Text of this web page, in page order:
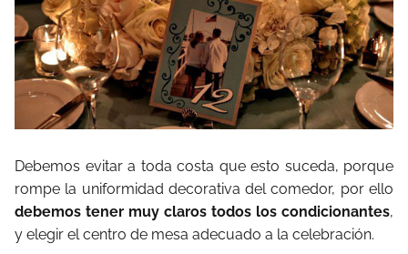
Debemos evitar a toda costa que esto suceda, porque
rompe la uniformidad decorativa del comedor, por ello
debemos tener muy claros todos los condicionantes,
y elegir el centro de mesa adecuado a la celebración.